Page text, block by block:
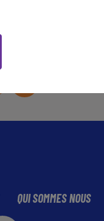
QUI SOMMES NOUS